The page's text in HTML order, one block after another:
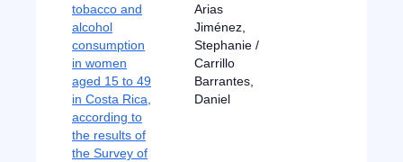
tobacco and
alcohol
consumption
in women
aged 15 to 49
in Costa Rica,
according to
the results of
the Survey of
Arias
Jiménez,
Stephanie /
Carrillo
Barrantes,
Daniel